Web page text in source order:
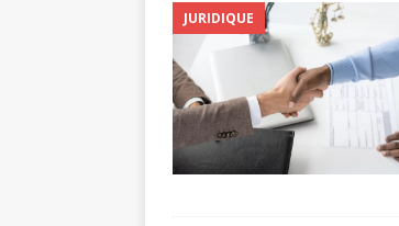
JURIDIQUE